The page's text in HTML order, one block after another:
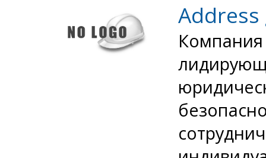
Компания